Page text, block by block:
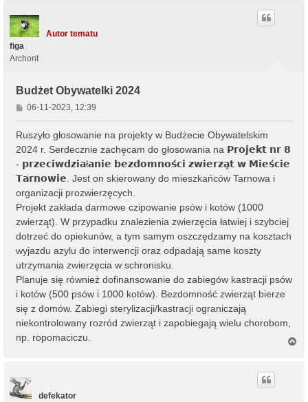
Autor tematu
figa
Archont
Budżet Obywatelki 2024
P
o
s
t
06-11-2023, 12:39
Ruszyło głosowanie na projekty w Budżecie Obywatelskim
2024 r. Serdecznie zachęcam do głosowania na 𝗣𝗿𝗼𝗷𝗲𝗸𝘁 𝗻𝗿 𝟴
- 𝗽𝗿𝘇𝗲𝗰𝗶𝘄𝗱𝘇𝗶𝗮ł𝗮𝗻𝗶𝗲 𝗯𝗲𝘇𝗱𝗼𝗺𝗻𝗼𝘀́𝗰𝗶 𝘇𝘄𝗶𝗲𝗿𝘇𝗮̨𝘁 𝘄 𝗠𝗶𝗲𝘀́𝗰𝗶𝗲
𝗧𝗮𝗿𝗻𝗼𝘄𝗶𝗲. Jest on skierowany do mieszkańców Tarnowa i
organizacji prozwierzęcych.
Projekt zakłada darmowe czipowanie psów i kotów (1000
zwierząt). W przypadku znalezienia zwierzęcia łatwiej i szybciej
dotrzeć do opiekunów, a tym samym oszczędzamy na kosztach
wyjazdu azylu do interwencji oraz odpadają same koszty
utrzymania zwierzęcia w schronisku.
Planuje się również dofinansowanie do zabiegów kastracji psów
i kotów (500 psów i 1000 kotów). Bezdomność zwierząt bierze
się z domów. Zabiegi sterylizacji/kastracji ograniczają
niekontrolowany rozród zwierząt i zapobiegają wielu chorobom,
np. ropomaciczu.
defekator